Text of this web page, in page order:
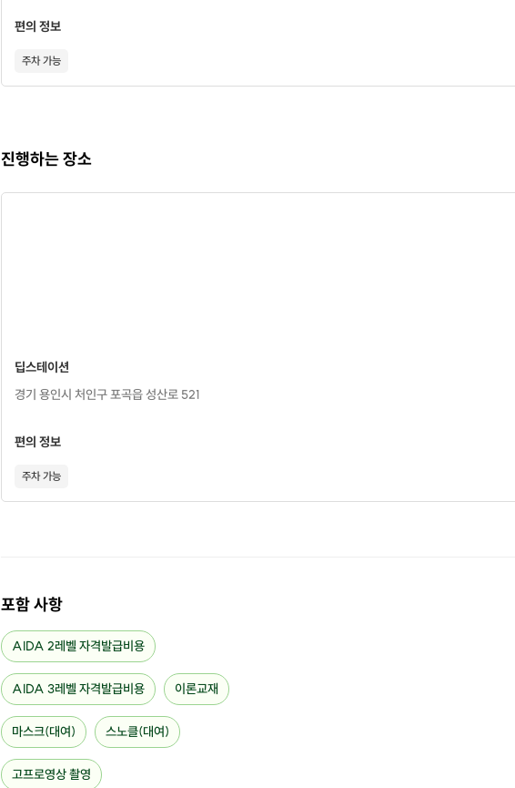
편의 정보
주차 가능
진행하는 장소
딥스테이션
경기 용인시 처인구 포곡읍 성산로 521
편의 정보
주차 가능
포함 사항
AIDA 2레벨 자격발급비용
AIDA 3레벨 자격발급비용 이론교재
마스크(대여) 스노클(대여)
고프로영상 촬영